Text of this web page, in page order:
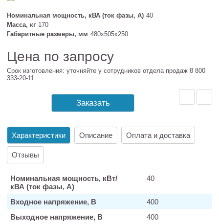
Номинальная мощность, кВА (ток фазы, А) 40
Масса, кг 170
Габаритные размеры, мм 480х505х250
Цена по запросу
Срок изготовления: уточняйте у сотрудников отдела продаж 8 800
333-20-11
Заказать
Характеристики Описание Оплата и доставка
Отзывы
Номинальная мощность, кВт/
кВА (ток фазы, А)
40
Входное напряжение, В
400
Выходное напряжение, В
400